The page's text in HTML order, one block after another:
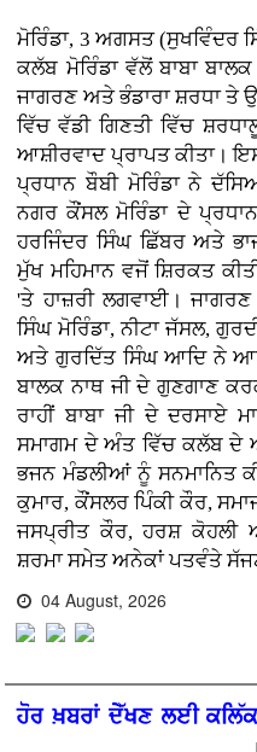
ਮੋਰਿੰਡਾ, 3 ਅਗਸਤ (ਸੁਖਵਿੰਦਰ
ਕਲੱਬ ਮੋਰਿੰਡਾ ਵੱਲੋਂ ਬਾਬਾ ਬਾਲਕ
ਜਾਗਰਣ ਅਤੇ ਭੰਡਾਰਾ ਸ਼ਰਧਾ ਤੇ
ਵਿੱਚ ਵੱਡੀ ਗਿਣਤੀ ਵਿੱਚ
ਆਸ਼ੀਰਵਾਦ ਪ੍ਰਾਪਤ ਕੀਤਾ।
ਪ੍ਰਧਾਨ ਬੌਬੀ ਮੋਰਿੰਡਾ ਨੇ
ਨਗਰ ਕੌਂਸਲ ਮੋਰਿੰਡਾ ਦੇ
ਹਰਜਿੰਦਰ ਸਿੰਘ ਛਿੱਬਰ ਅਤੇ
ਮੁੱਖ ਮਹਿਮਾਨ ਵਜੋਂ ਸ਼ਿਰਕਤ
'ਤੇ ਹਾਜ਼ਰੀ ਲਗਵਾਈ। ਜਾਗਰਣ
ਸਿੰਘ ਮੋਰਿੰਡਾ, ਨੀਟਾ ਜੱਸਲ,
ਅਤੇ ਗੁਰਦਿੱਤ ਸਿੰਘ ਆਦਿ ਨੇ
ਬਾਲਕ ਨਾਥ ਜੀ ਦੇ ਗੁਣਗਾਣ
ਰਾਹੀਂ ਬਾਬਾ ਜੀ ਦੇ ਦਰਸਾਏ
ਸਮਾਗਮ ਦੇ ਅੰਤ ਵਿੱਚ ਕਲੱਬ ਦੇ
ਭਜਨ ਮੰਡਲੀਆਂ ਨੂੰ ਸਨਮਾਨਿਤ
ਕੁਮਾਰ, ਕੌਂਸਲਰ ਪਿੰਕੀ ਕੌਰ,
ਜਸਪ੍ਰੀਤ ਕੌਰ, ਹਰਸ਼ ਕੋਹਲੀ
ਸ਼ਰਮਾ ਸਮੇਤ ਅਨੇਕਾਂ ਪਤਵੰਤੇ
04 August, 2026